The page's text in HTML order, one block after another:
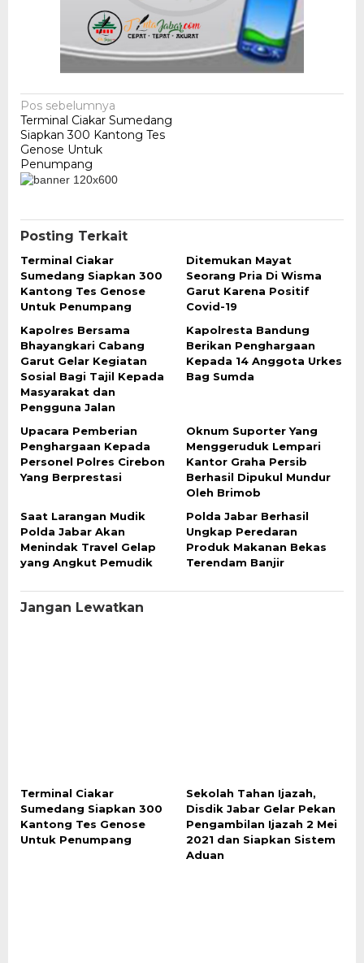
Navigasi
pos
Pos sebelumnya
Terminal Ciakar Sumedang
Siapkan 300 Kantong Tes
Genose Untuk
Penumpang
Posting Terkait
Terminal Ciakar
Sumedang Siapkan 300
Kantong Tes Genose
Untuk Penumpang
Ditemukan Mayat
Seorang Pria Di Wisma
Garut Karena Positif
Covid-19
Kapolres Bersama
Bhayangkari Cabang
Garut Gelar Kegiatan
Sosial Bagi Tajil Kepada
Masyarakat dan
Pengguna Jalan
Kapolresta Bandung
Berikan Penghargaan
Kepada 14 Anggota Urkes
Bag Sumda
Upacara Pemberian
Penghargaan Kepada
Personel Polres Cirebon
Yang Berprestasi
Oknum Suporter Yang
Menggeruduk Lempari
Kantor Graha Persib
Berhasil Dipukul Mundur
Oleh Brimob
Saat Larangan Mudik
Polda Jabar Akan
Menindak Travel Gelap
yang Angkut Pemudik
Polda Jabar Berhasil
Ungkap Peredaran
Produk Makanan Bekas
Terendam Banjir
Jangan Lewatkan
Terminal Ciakar
Sumedang Siapkan 300
Kantong Tes Genose
Untuk Penumpang
Sekolah Tahan Ijazah,
Disdik Jabar Gelar Pekan
Pengambilan Ijazah 2 Mei
2021 dan Siapkan Sistem
Aduan